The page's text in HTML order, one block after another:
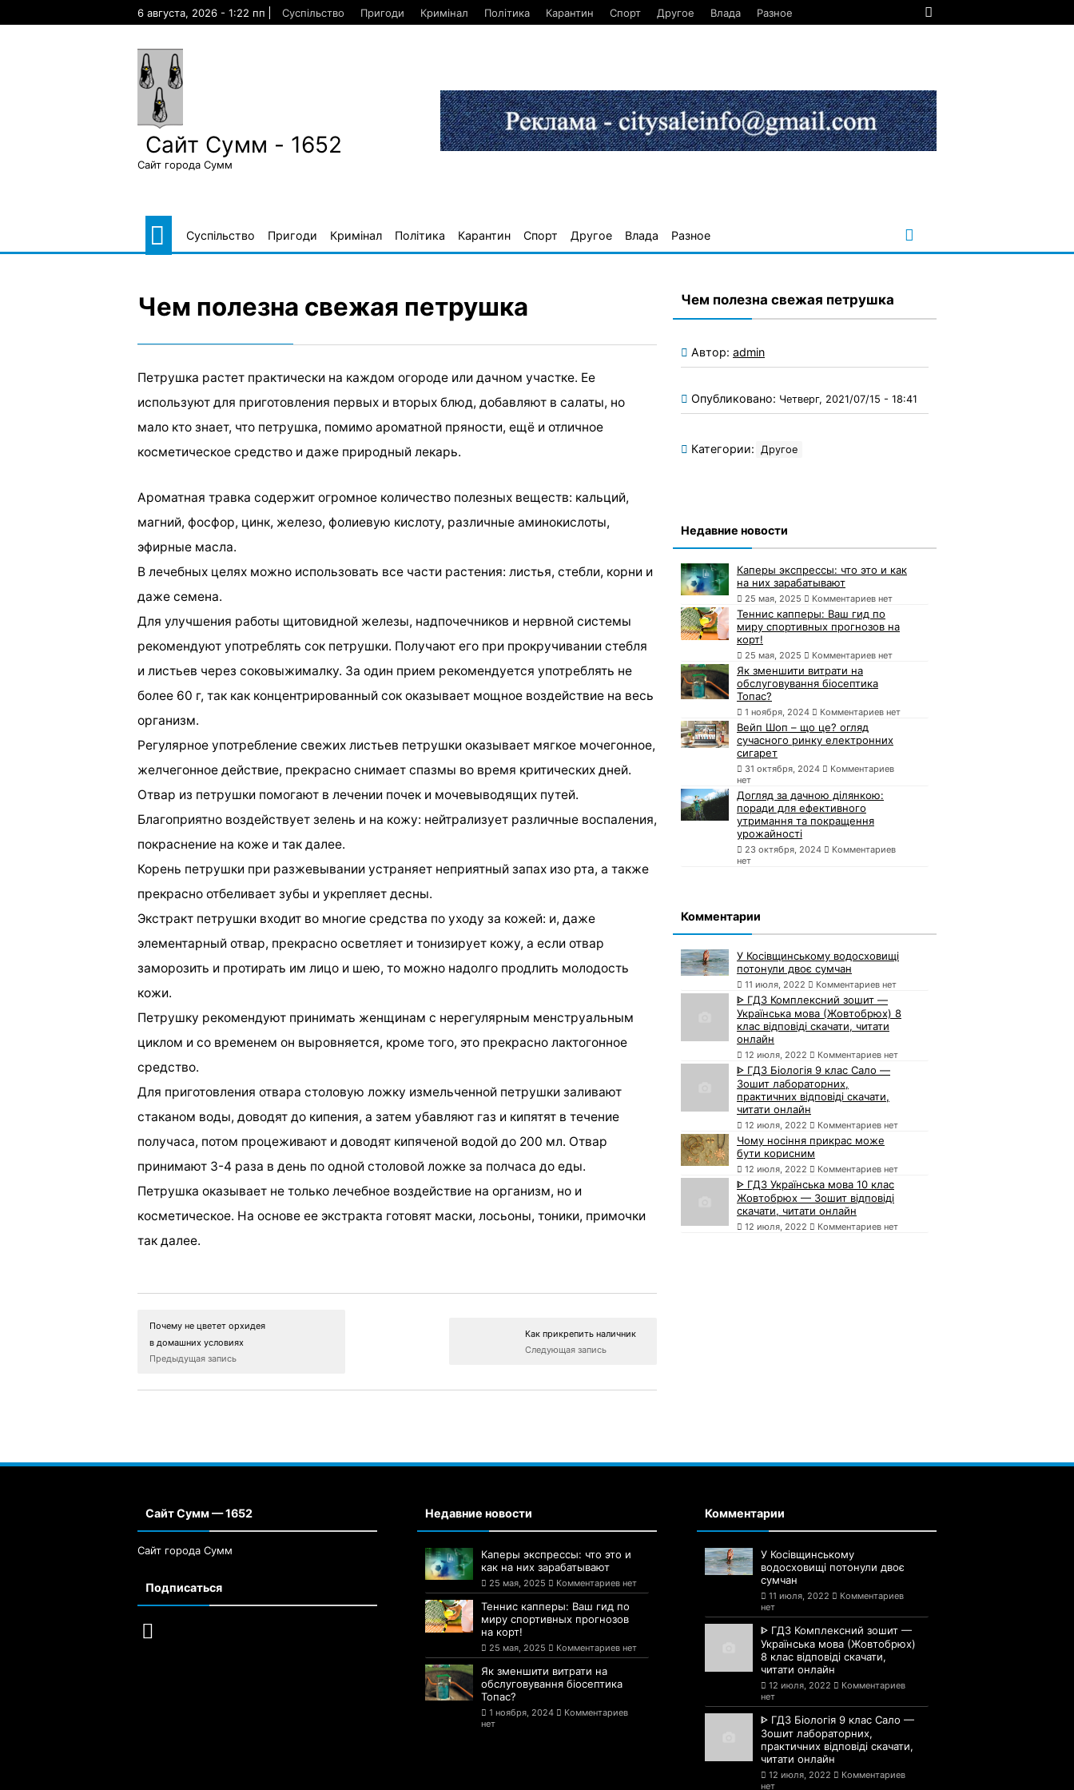
6 августа, 2026 - 1:22 пп Суспільство Пригоди Кримінал Політика Карантин Спорт Другое Влада Разное
Сайт Сумм - 1652
Сайт города Сумм
Суспільство Пригоди Кримінал Політика Карантин Спорт Другое Влада Разное
Чем полезна свежая петрушка
Петрушка растет практически на каждом огороде или дачном участке. Ее
используют для приготовления первых и вторых блюд, добавляют в салаты, но
мало кто знает, что петрушка, помимо ароматной пряности, ещё и отличное
косметическое средство и даже природный лекарь.
Ароматная травка содержит огромное количество полезных веществ: кальций,
магний, фосфор, цинк, железо, фолиевую кислоту, различные аминокислоты,
эфирные масла.
В лечебных целях можно использовать все части растения: листья, стебли, корни и
даже семена.
Для улучшения работы щитовидной железы, надпочечников и нервной системы
рекомендуют употреблять сок петрушки. Получают его при прокручивании стебля
и листьев через соковыжималку. За один прием рекомендуется употреблять не
более 60 г, так как концентрированный сок оказывает мощное воздействие на весь
организм.
Регулярное употребление свежих листьев петрушки оказывает мягкое мочегонное,
желчегонное действие, прекрасно снимает спазмы во время критических дней.
Отвар из петрушки помогают в лечении почек и мочевыводящих путей.
Благоприятно воздействует зелень и на кожу: нейтрализует различные воспаления,
покраснение на коже и так далее.
Корень петрушки при разжевывании устраняет неприятный запах изо рта, а также
прекрасно отбеливает зубы и укрепляет десны.
Экстракт петрушки входит во многие средства по уходу за кожей: и, даже
элементарный отвар, прекрасно осветляет и тонизирует кожу, а если отвар
заморозить и протирать им лицо и шею, то можно надолго продлить молодость
кожи.
Петрушку рекомендуют принимать женщинам с нерегулярным менструальным
циклом и со временем он выровняется, кроме того, это прекрасно лактогонное
средство.
Для приготовления отвара столовую ложку измельченной петрушки заливают
стаканом воды, доводят до кипения, а затем убавляют газ и кипятят в течение
получаса, потом процеживают и доводят кипяченой водой до 200 мл. Отвар
принимают 3-4 раза в день по одной столовой ложке за полчаса до еды.
Петрушка оказывает не только лечебное воздействие на организм, но и
косметическое. На основе ее экстракта готовят маски, лосьоны, тоники, примочки
так далее.
Почему не цветет орхидея
в домашних условиях
Предыдущая запись
Как прикрепить наличник
Следующая запись
Чем полезна свежая петрушка
Автор: admin
Опубликовано: Четверг, 2021/07/15 - 18:41
Категории: Другое
Недавние новости
Каперы экспрессы: что это и как
на них зарабатывают
25 мая, 2025 Комментариев нет
Теннис капперы: Ваш гид по
миру спортивных прогнозов на
корт!
25 мая, 2025 Комментариев нет
Як зменшити витрати на
обслуговування біосептика
Топас?
1 ноября, 2024 Комментариев нет
Вейп Шоп – що це? огляд
сучасного ринку електронних
сигарет
31 октября, 2024
Комментариев
нет
Догляд за дачною ділянкою:
поради для ефективного
утримання та покращення
урожайності
23 октября, 2024
Комментариев
нет
Комментарии
У Косівщинському водосховищі
потонули двоє сумчан
11 июля, 2022 Комментариев нет
ᐈ ГДЗ Комплексний зошит —
Українська мова (Жовтобрюх) 8
клас відповіді скачати, читати
онлайн
12 июля, 2022 Комментариев нет
ᐈ ГДЗ Біологія 9 клас Сало —
Зошит лабораторних,
практичних відповіді скачати,
читати онлайн
12 июля, 2022 Комментариев нет
Чому носіння прикрас може
бути корисним
12 июля, 2022 Комментариев нет
ᐈ ГДЗ Українська мова 10 клас
Жовтобрюх — Зошит відповіді
скачати, читати онлайн
12 июля, 2022 Комментариев нет
Сайт Сумм — 1652
Сайт города Сумм
Подписаться
Недавние новости
Каперы экспрессы: что это и
как на них зарабатывают
25 мая, 2025 Комментариев нет
Теннис капперы: Ваш гид по
миру спортивных прогнозов
на корт!
25 мая, 2025 Комментариев нет
Як зменшити витрати на
обслуговування біосептика
Топас?
1 ноября, 2024
Комментариев
нет
Комментарии
У Косівщинському
водосховищі потонули двоє
сумчан
11 июля, 2022
Комментариев
нет
ᐈ ГДЗ Комплексний зошит —
Українська мова (Жовтобрюх)
8 клас відповіді скачати,
читати онлайн
12 июля, 2022
Комментариев
нет
ᐈ ГДЗ Біологія 9 клас Сало —
Зошит лабораторних,
практичних відповіді скачати,
читати онлайн
12 июля, 2022
Комментариев
нет